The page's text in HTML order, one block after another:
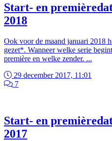
Start- en
2018
Ook voor de maand januari 2018
gezet*. Wanneer welke serie
première en welke zender. ...
29 december 2017, 11:01
7
Start- en
2017